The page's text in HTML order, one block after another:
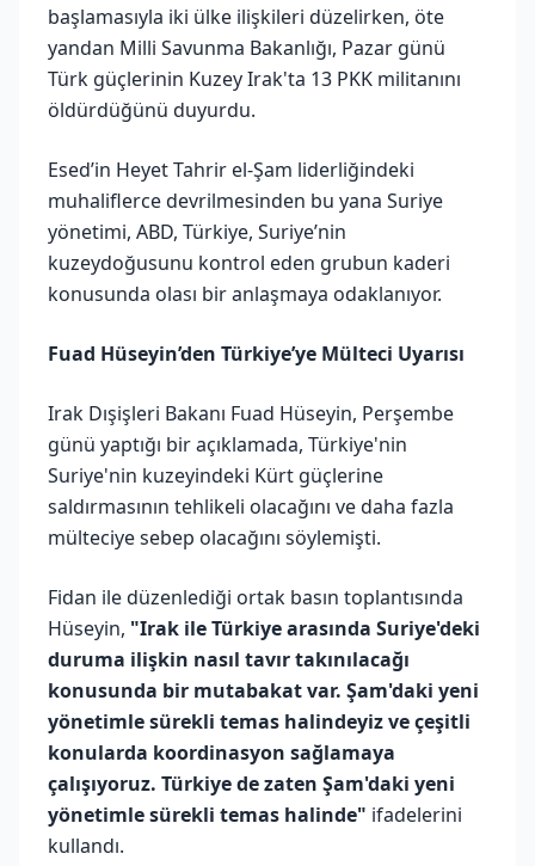
başlamasıyla iki ülke ilişkileri düzelirken, öte
yandan Milli Savunma Bakanlığı, Pazar günü
Türk güçlerinin Kuzey Irak'ta 13 PKK militanını
öldürdüğünü duyurdu.
Esed’in Heyet Tahrir el-Şam liderliğindeki
muhaliflerce devrilmesinden bu yana Suriye
yönetimi, ABD, Türkiye, Suriye’nin
kuzeydoğusunu kontrol eden grubun kaderi
konusunda olası bir anlaşmaya odaklanıyor.
Fuad Hüseyin’den Türkiye’ye Mülteci Uyarısı
Irak Dışişleri Bakanı Fuad Hüseyin, Perşembe
günü yaptığı bir açıklamada, Türkiye'nin
Suriye'nin kuzeyindeki Kürt güçlerine
saldırmasının tehlikeli olacağını ve daha fazla
mülteciye sebep olacağını söylemişti.
Fidan ile düzenlediği ortak basın toplantısında
Hüseyin, "Irak ile Türkiye arasında Suriye'deki
duruma ilişkin nasıl tavır takınılacağı
konusunda bir mutabakat var. Şam'daki yeni
yönetimle sürekli temas halindeyiz ve çeşitli
konularda koordinasyon sağlamaya
çalışıyoruz. Türkiye de zaten Şam'daki yeni
yönetimle sürekli temas halinde" ifadelerini
kullandı.